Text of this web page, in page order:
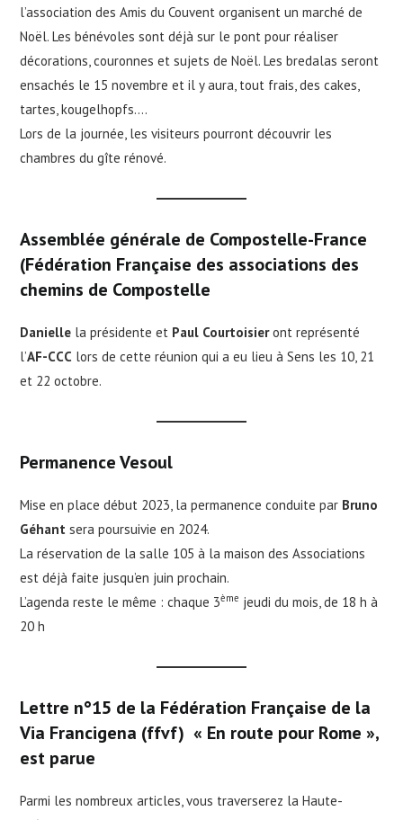
l’association des Amis du Couvent organisent un marché de
Noël. Les bénévoles sont déjà sur le pont pour réaliser
décorations, couronnes et sujets de Noël. Les bredalas seront
ensachés le 15 novembre et il y aura, tout frais, des cakes,
tartes, kougelhopfs….
Lors de la journée, les visiteurs pourront découvrir les
chambres du gîte rénové.
Assemblée générale de Compostelle-France
(Fédération Française des associations des
chemins de Compostelle
Danielle la présidente et Paul Courtoisieront représenté
l’AF-CCC lors de cette réunion qui a eu lieu à Sens les 10, 21
et 22 octobre.
Permanence Vesoul
Mise en place début 2023, la permanence conduite par Bruno
Géhant sera poursuivie en 2024.
La réservation de la salle 105 à la maison des Associations
est déjà faite jusqu’en juin prochain.
L’agenda reste le même : chaque 3ème jeudi du mois, de 18 h à
20 h
Lettre n°15 de la Fédération Française de la
Via Francigena (ffvf) « En route pour Rome »,
est parue
Parmi les nombreux articles, vous traverserez la Haute-